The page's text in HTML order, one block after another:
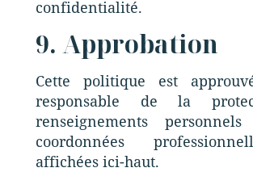
confidentialité.
9. Approbation
Cette politique est
responsable de la
renseignements
coordonnées
affichées ici-haut.